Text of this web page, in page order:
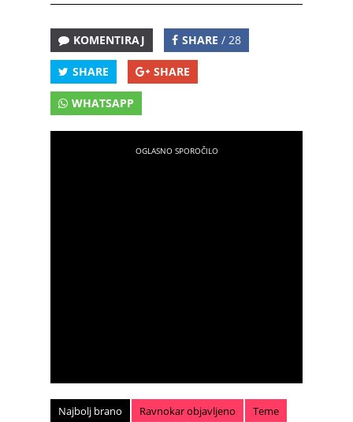
KOMENTIRAJ SHARE / 28
SHARE SHARE
WHATSAPP
Najbolj brano Ravnokar objavljeno Teme